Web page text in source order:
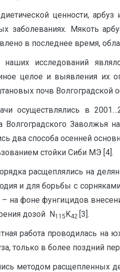
ценности, арбуз
заболеваниях. Мякоть
в последнее время,
наших исследований
целое и выявления их
почв Волгоградской
осуществлялись в
Волгоградского Заволжья
два способа осенней
стойки Сиби МЭ [4].
расщеплялись на
и для борьбы с
– на фоне фунгицидов
дозой N115K42 [3].
работа проводилась на
только в более поздний
методом расщепленных